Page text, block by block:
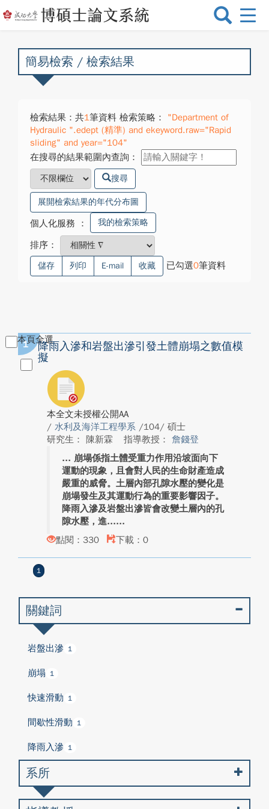
選
換
簡易檢索 / 檢索結果
檢索結果：共1筆資料 檢索策略：
"Department of
Hydraulic ".edept (精準) and ekeyword.raw="Rapid
sliding" and year="104"
在搜尋的結果範圍內查詢：
搜尋
展開檢索結果的年代分布圖
個人化服務 ： 我的檢索策略
排序：
儲存 列印 E-mail 收藏 已勾選0筆資料
本頁全選
1
降雨入滲和岩盤出滲引發土體崩塌之數值模
擬
本全文未授權公開AA
/ 水利及海洋工程學系 /104/ 碩士
研究生： 陳新霖
指導教授： 詹錢登
崩塌係指土體受重力作用沿坡面向下
運動的現象，且會對人民的生命財產造成
嚴重的威脅。土層內部孔隙水壓的變化是
崩塌發生及其運動行為的重要影響因子。
降雨入滲及岩盤出滲皆會改變土層內的孔
隙水壓，進...
點閱：330
下載：0
1
關鍵詞
岩盤出滲 1
崩塌 1
快速滑動 1
間歇性滑動 1
降雨入滲 1
系所